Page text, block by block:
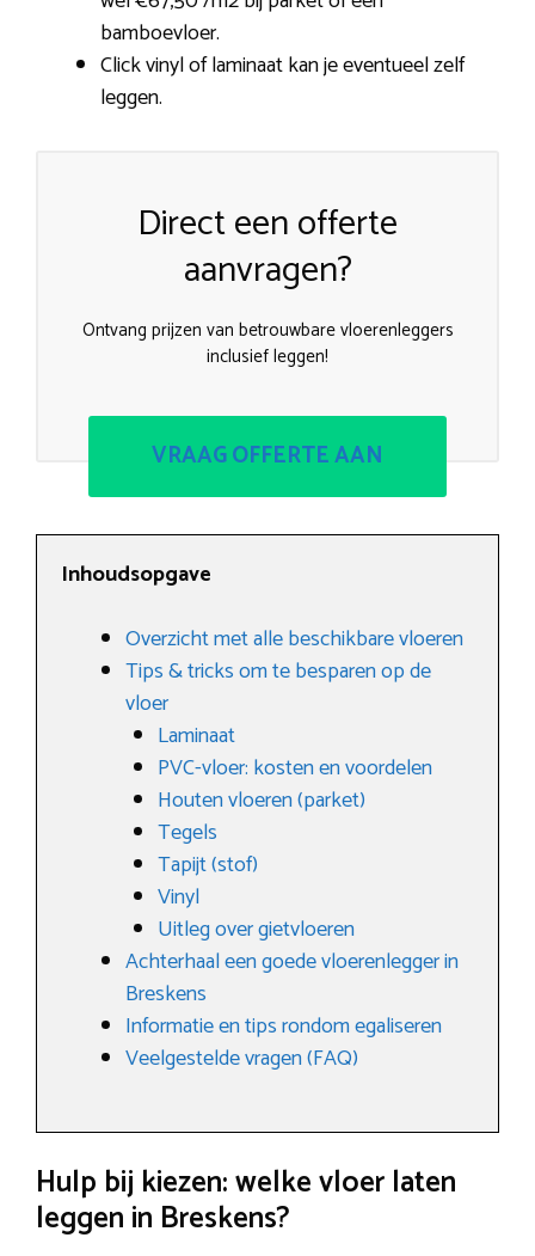
bamboevloer.
Click vinyl of laminaat kan je eventueel zelf
leggen.
Direct een offerte
aanvragen?
Ontvang prijzen van betrouwbare vloerenleggers
inclusief leggen!
VRAAG OFFERTE AAN
Inhoudsopgave
Overzicht met alle beschikbare vloeren
Tips & tricks om te besparen op de
vloer
Laminaat
PVC-vloer: kosten en voordelen
Houten vloeren (parket)
Tegels
Tapijt (stof)
Vinyl
Uitleg over gietvloeren
Achterhaal een goede vloerenlegger in
Breskens
Informatie en tips rondom egaliseren
Veelgestelde vragen (FAQ)
Hulp bij kiezen: welke vloer laten
leggen in Breskens?